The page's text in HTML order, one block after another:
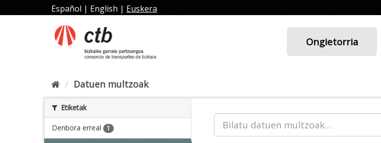
edukira
Español | English | Euskera
Ongietorria
Datuen multzoak
Etiketak
Denbora erreal 1